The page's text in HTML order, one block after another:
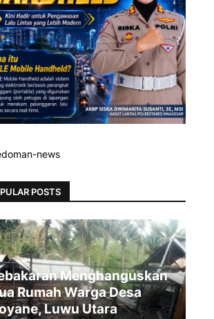
POSTS
Menghanguskan
Rumah Warga Desa
Luwu Utara